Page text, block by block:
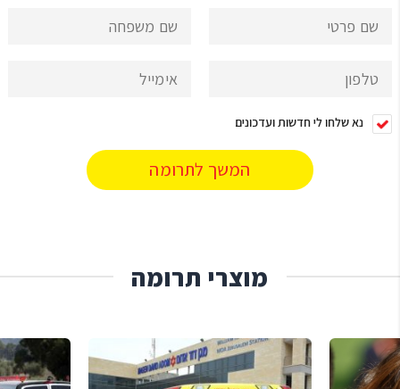
נא שלחו לי חדשות ועדכונים
מוצרי תרומה